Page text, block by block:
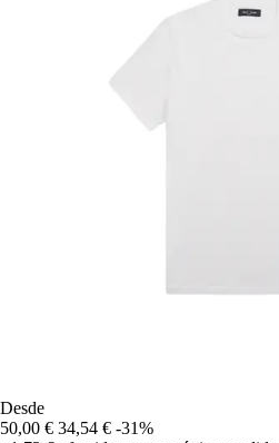
Desde
50,00 € 34,54 € -31%